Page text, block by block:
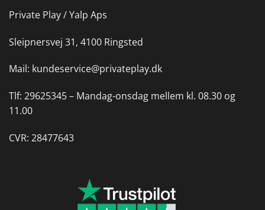
Private Play / Yalp Aps
Sleipnersvej 31, 4100 Ringsted
Mail: kundeservice@privateplay.dk
Tlf: 29625345 – Mandag-onsdag mellem kl. 08.30 og
11.00
CVR: 28477643